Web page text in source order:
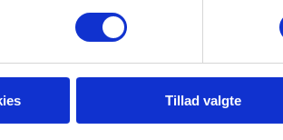
Tillad valgte